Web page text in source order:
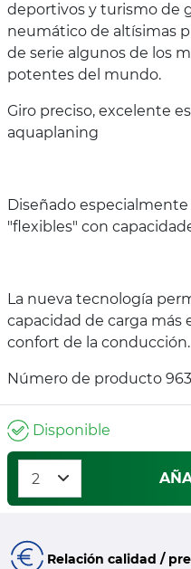
deportivos y turismo de
neumático de altísimas
de serie algunos de los
potentes del mundo.
Giro preciso, excelente
aquaplaning
Diseñado
"flexibles" con
La nueva tecnología
capacidad de carga más
confort de la conducción.
Número de producto
Disponible
Relación calidad /